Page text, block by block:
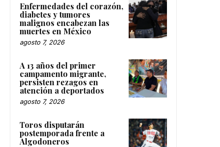
Enfermedades del corazón,
diabetes y tumores
malignos encabezan las
muertes en México
agosto 7, 2026
A 13 años del primer
campamento migrante,
persisten rezagos en
atención a deportados
agosto 7, 2026
Toros disputarán
postemporada frente a
Algodoneros